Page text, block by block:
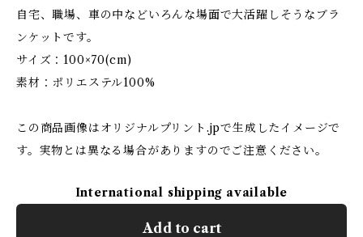
自宅、職場、車の中などいろんな場面で大活躍しそうなブラ
ンケットです。
サイズ：100×70(cm)
素材：ポリエステル100%
この商品画像はオリジナルプリント.jpで生成したイメージで
す。実物とは異なる場合がありますのでご注意ください。
International shipping available
Add to cart